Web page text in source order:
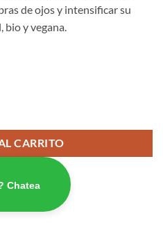
de ojos y intensificar su
bio y vegana.
CARRITO
Chatea